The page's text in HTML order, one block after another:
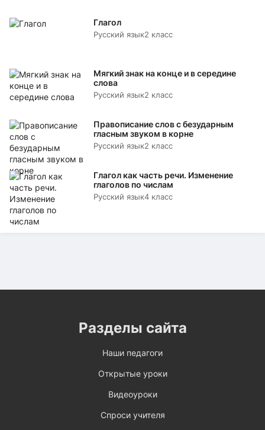
Глагол
Русский язык2 класс
Мягкий знак на конце и в середине
слова
Русский язык2 класс
Правописание слов с безударным
гласным звуком в корне
Русский язык2 класс
Глагол как часть речи. Изменение
глаголов по числам
Русский язык4 класс
Разделы сайта
Наши педагоги
Открытые уроки
Видеоуроки
Спроси учителя